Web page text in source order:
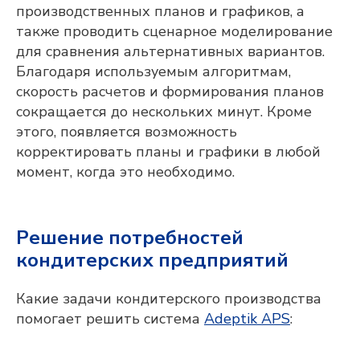
производственных планов и графиков, а
также проводить сценарное моделирование
для сравнения альтернативных вариантов.
Благодаря используемым алгоритмам,
скорость расчетов и формирования планов
сокращается до нескольких минут. Кроме
этого, появляется возможность
корректировать планы и графики в любой
момент, когда это необходимо.
Решение потребностей
кондитерских предприятий
Какие задачи кондитерского производства
помогает решить система Adeptik APS:
Adeptik APS
и оперативного
производственного планирования
ПОДРОБНЕЕ